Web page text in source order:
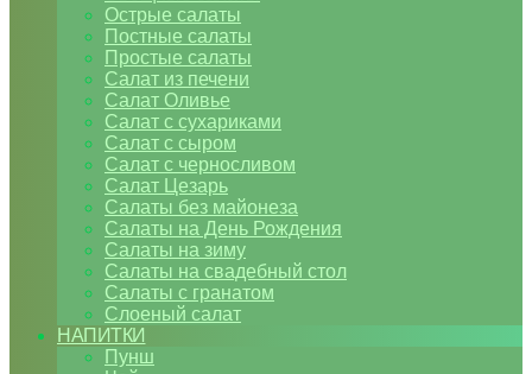
Острые салаты
Постные салаты
Простые салаты
Салат из печени
Салат Оливье
Салат с сухариками
Салат с сыром
Салат с черносливом
Салат Цезарь
Салаты без майонеза
Салаты на День Рождения
Салаты на зиму
Салаты на свадебный стол
Салаты с гранатом
Слоеный салат
НАПИТКИ
Пунш